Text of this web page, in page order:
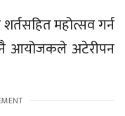
शर्तसहित महोत्सव गर्न
आयोजकले अटेरीपन